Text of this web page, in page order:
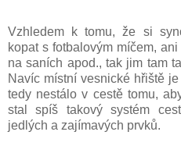
Vzhledem k tomu, že si
kopat s fotbalovým míčem,
na saních apod., tak jim tam
Navíc místní vesnické hřiště
tedy nestálo v cestě tomu,
stal spíš takový systém
jedlých a zajímavých prvků.